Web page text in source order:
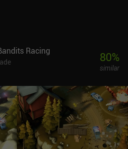
darle una vuelta.
Racing 80%
similar